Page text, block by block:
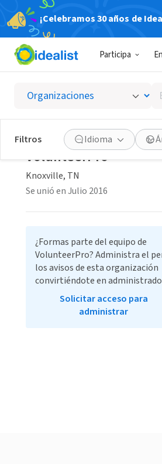
¡Celebramos 30 años de
Participa
o
Filtros Idioma
VolunteerPro
Knoxville, TN
Se unió en Julio 2016
¿Formas parte del equipo de
VolunteerPro? Administra el
los avisos de esta organización
convirtiéndote en
Solicitar acceso para
administrar